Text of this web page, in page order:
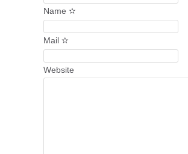
Name ✫
Mail ✫
Website